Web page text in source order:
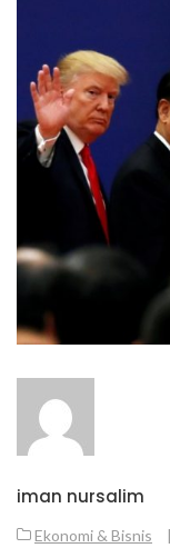
iman nursalim
Ekonomi & Bisnis |